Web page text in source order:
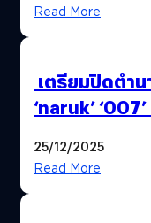
Read More
เตรียมปิดตำน
‘naruk’
25/12/2025
Read More